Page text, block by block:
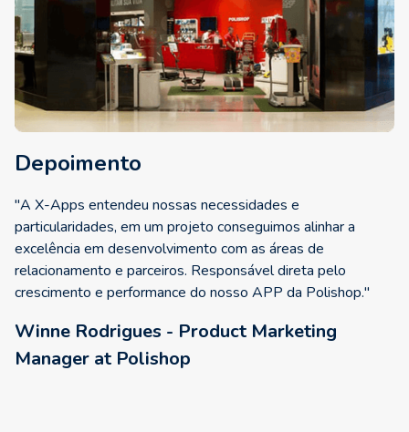
Depoimento
"A X-Apps entendeu nossas necessidades e
particularidades, em um projeto conseguimos alinhar a
excelência em desenvolvimento com as áreas de
relacionamento e parceiros. Responsável direta pelo
crescimento e performance do nosso APP da Polishop."
Winne Rodrigues - Product Marketing
Manager at Polishop